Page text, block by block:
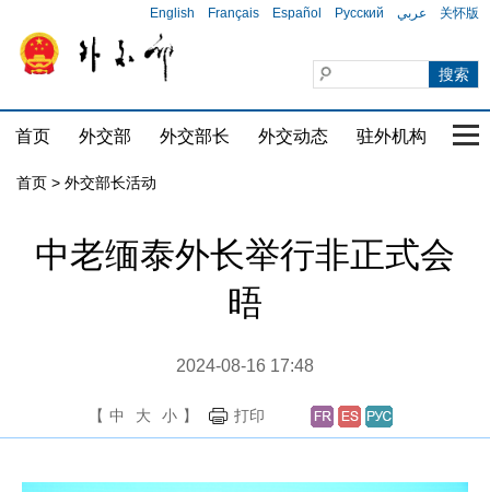
English Français Español Русский عربي 关怀版
首页 外交部 外交部长 外交动态 驻外机构 国
首页 > 外交部长活动
中老缅泰外长举行非正式会
晤
2024-08-16 17:48
【 中 大 小 】 打印